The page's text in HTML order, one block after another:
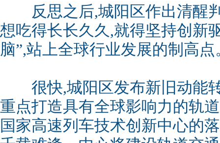
反思之后,城阳区作出清醒
想吃得长长久久,就得坚持创新
脑”,站上全球行业发展的制高点
很快,城阳区发布新旧动能
重点打造具有全球影响力的轨
国家高速列车技术创新中心的